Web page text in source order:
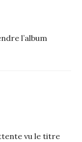
l’album
vu le titre